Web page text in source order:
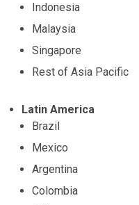
Indonesia
Malaysia
Singapore
Rest of Asia Pacific
Latin America
Brazil
Mexico
Argentina
Colombia